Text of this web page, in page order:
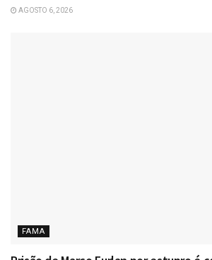
AGOSTO 6, 2026
FAMA